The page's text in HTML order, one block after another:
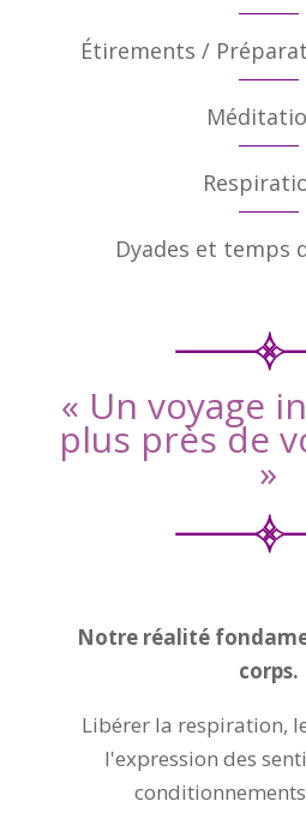
Étirements /
Dyades et temps
« Un voyage
plus près de
»
Notre réalité
corps.
Libérer la respiration,
l'expression des